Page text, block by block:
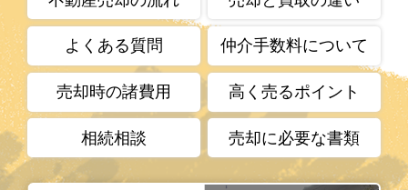
よくある質問 仲介手数料について
売却時の諸費用 高く売るポイント
相続相談 売却に必要な書類